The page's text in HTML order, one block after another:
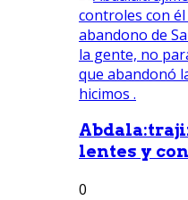
lentes y
0